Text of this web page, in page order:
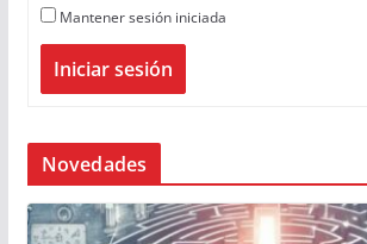
Mantener sesión iniciada
Iniciar sesión
Novedades